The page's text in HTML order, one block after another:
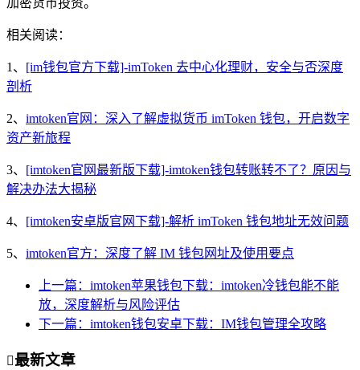
加密货币投资。
相关阅读：
1、 [im钱包官方下载]-imToken 去中心化理财，安全与否深度
剖析
2、 imtoken官网：深入了解虚拟货币 imToken 钱包，开启数字
资产新旅程
3、 [imtoken官网最新版下载]-imtoken钱包转账转不了？原因与
解决办法大揭秘
4、 [imtoken安卓版官网下载]-解析 imToken 钱包地址无效问题
5、 imtoken官方：深度了解 IM 钱包网址及使用要点
上一篇：imtoken苹果钱包下载：imtoken冷钱包能不能
放，深度解析与风险评估
下一篇：imtoken钱包安卓下载：IM钱包管理全攻略
最新文章